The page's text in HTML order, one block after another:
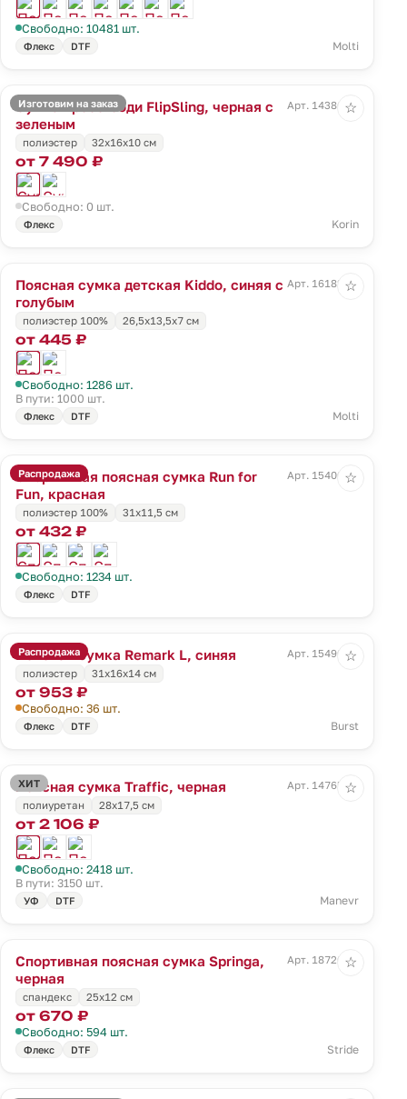
Свободно: 10481 шт.
Флекс DTF Molti
Изготовим на заказ
Сумка кросс-боди FlipSling, черная с
зеленым
Арт. 14386.39
полиэстер 32x16x10 см
от 7 490 ₽
Свободно: 0 шт.
Флекс Korin
☆
Поясная сумка детская Kiddo, синяя с
голубым
Арт. 16182.01
полиэстер 100% 26,5x13,5x7 см
от 445 ₽
Свободно: 1286 шт.
В пути: 1000 шт.
Флекс DTF Molti
☆
Распродажа
Спортивная поясная сумка Run for
Fun, красная
Арт. 15400.50
полиэстер 100% 31х11,5 см
от 432 ₽
Свободно: 1234 шт.
Флекс DTF
☆
Распродажа
Поясная сумка Remark L, синяя
Арт. 15490.40
полиэстер
31х16х14 см
от 953 ₽
Свободно: 36 шт.
Флекс DTF Burst
☆
ХИТ
Поясная сумка Traffic, черная
Арт. 14765.30
полиуретан
28х17,5 см
от 2 106 ₽
Свободно: 2418 шт.
В пути: 3150 шт.
УФ DTF Manevr
☆
Спортивная поясная сумка Springa,
черная
Арт. 18720.30
спандекс 25х12 см
от 670 ₽
Свободно: 594 шт.
Флекс DTF Stride
☆